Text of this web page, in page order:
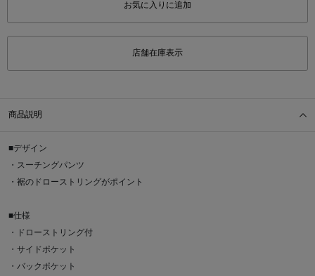
お気に入りに追加
店舗在庫表示
商品説明
■デザイン
・スーチングパンツ
・裾のドローストリングがポイント
■仕様
・ドローストリング付
・サイドポケット
・バックポケット